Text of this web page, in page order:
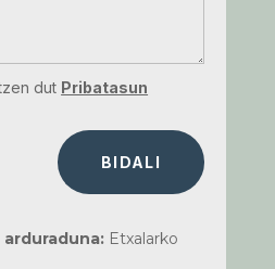
dut Pribatasun
BIDALI
Etxalarko